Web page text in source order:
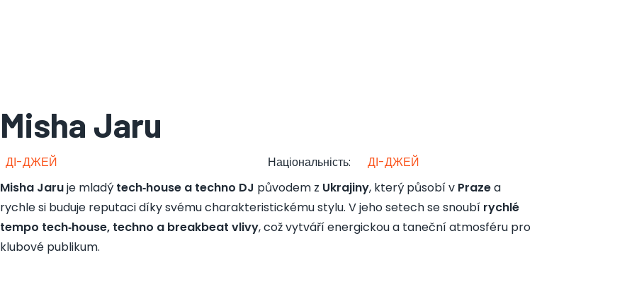
Misha Jaru
ДІ-ДЖЕЙ Національність:
ДІ-ДЖЕЙ
Misha Jaruje mladý tech‑house a techno DJ původem z Ukrajiny, který působí v Prazea
rychle si buduje reputaci díky svému charakteristickému stylu. V jeho setech se snoubí rychlé
tempo tech‑house, techno a breakbeat vlivy, což vytváří energickou a taneční atmosféru pro
klubové publikum.